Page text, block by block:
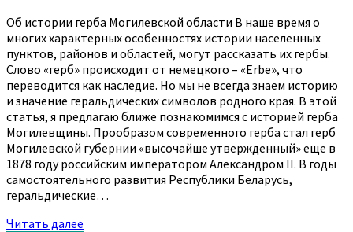
Об истории герба Могилевской области В наше время о
многих характерных особенностях истории населенных
пунктов, районов и областей, могут рассказать их гербы.
Слово «герб» происходит от немецкого – «Erbe», что
переводится как наследие. Но мы не всегда знаем историю
и значение геральдических символов родного края. В этой
статья, я предлагаю ближе познакомимся с историей герба
Могилевщины. Прообразом современного герба стал герб
Могилевской губернии «высочайше утвержденный» еще в
1878 году российским императором Александром II. В годы
самостоятельного развития Республики Беларусь,
геральдические…
Читать далее